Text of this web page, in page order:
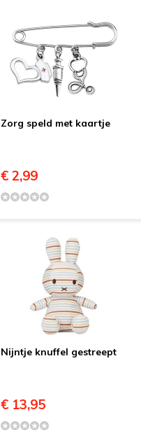
Zorg speld met kaartje
€ 2,99
Nijntje knuffel gestreept
€ 13,95